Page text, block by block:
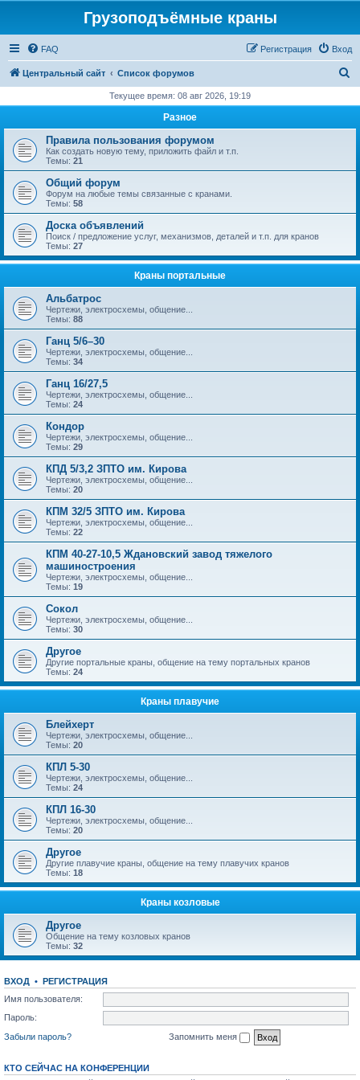
Грузоподъёмные краны
FAQ Вход
Регистрация
Центральный сайт Список форумов
с
Текущее время: 08 авг 2026, 19:19
Разное
Правила пользования форумом
Как создать новую тему, приложить файл и т.п.
Темы: 21
Общий форум
Форум на любые темы связанные с кранами.
Темы: 58
Доска объявлений
Поиск / предложение услуг, механизмов, деталей и т.п. для кранов
Темы: 27
Краны портальные
Альбатрос
Чертежи, электросхемы, общение...
Темы: 88
Ганц 5/6–30
Чертежи, электросхемы, общение...
Темы: 34
Ганц 16/27,5
Чертежи, электросхемы, общение...
Темы: 24
Кондор
Чертежи, электросхемы, общение...
Темы: 29
КПД 5/3,2 ЗПТО им. Кирова
Чертежи, электросхемы, общение...
Темы: 20
КПМ 32/5 ЗПТО им. Кирова
Чертежи, электросхемы, общение...
Темы: 22
КПМ 40-27-10,5 Ждановский завод тяжелого
машиностроения
Чертежи, электросхемы, общение...
Темы: 19
Сокол
Чертежи, электросхемы, общение...
Темы: 30
Другое
Другие портальные краны, общение на тему портальных кранов
Темы: 24
Краны плавучие
Блейхерт
Чертежи, электросхемы, общение...
Темы: 20
КПЛ 5-30
Чертежи, электросхемы, общение...
Темы: 24
КПЛ 16-30
Чертежи, электросхемы, общение...
Темы: 20
Другое
Другие плавучие краны, общение на тему плавучих кранов
Темы: 18
Краны козловые
Другое
Общение на тему козловых кранов
Темы: 32
ВХОД • РЕГИСТРАЦИЯ
Имя пользователя:
Пароль:
Забыли пароль?
Запомнить меня
КТО СЕЙЧАС НА КОНФЕРЕНЦИИ